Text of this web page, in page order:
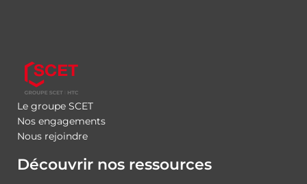
Le groupe SCET
Nos engagements
Nous rejoindre
Découvrir nos ressources